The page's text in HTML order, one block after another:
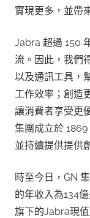
實現更多，並帶
Jabra 超過 150
流。因此，我們
以及通訊工具，
工作效率；創造
讓消費者享受更
集團成立於 1869
並持續提供提供
時至今日，GN
的年收入為134
旗下的Jabra現